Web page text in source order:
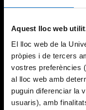
Aquest lloc web
El lloc web de la
pròpies i de tercers
vostres preferències
al lloc web amb
puguin diferenciar la
usuaris), amb